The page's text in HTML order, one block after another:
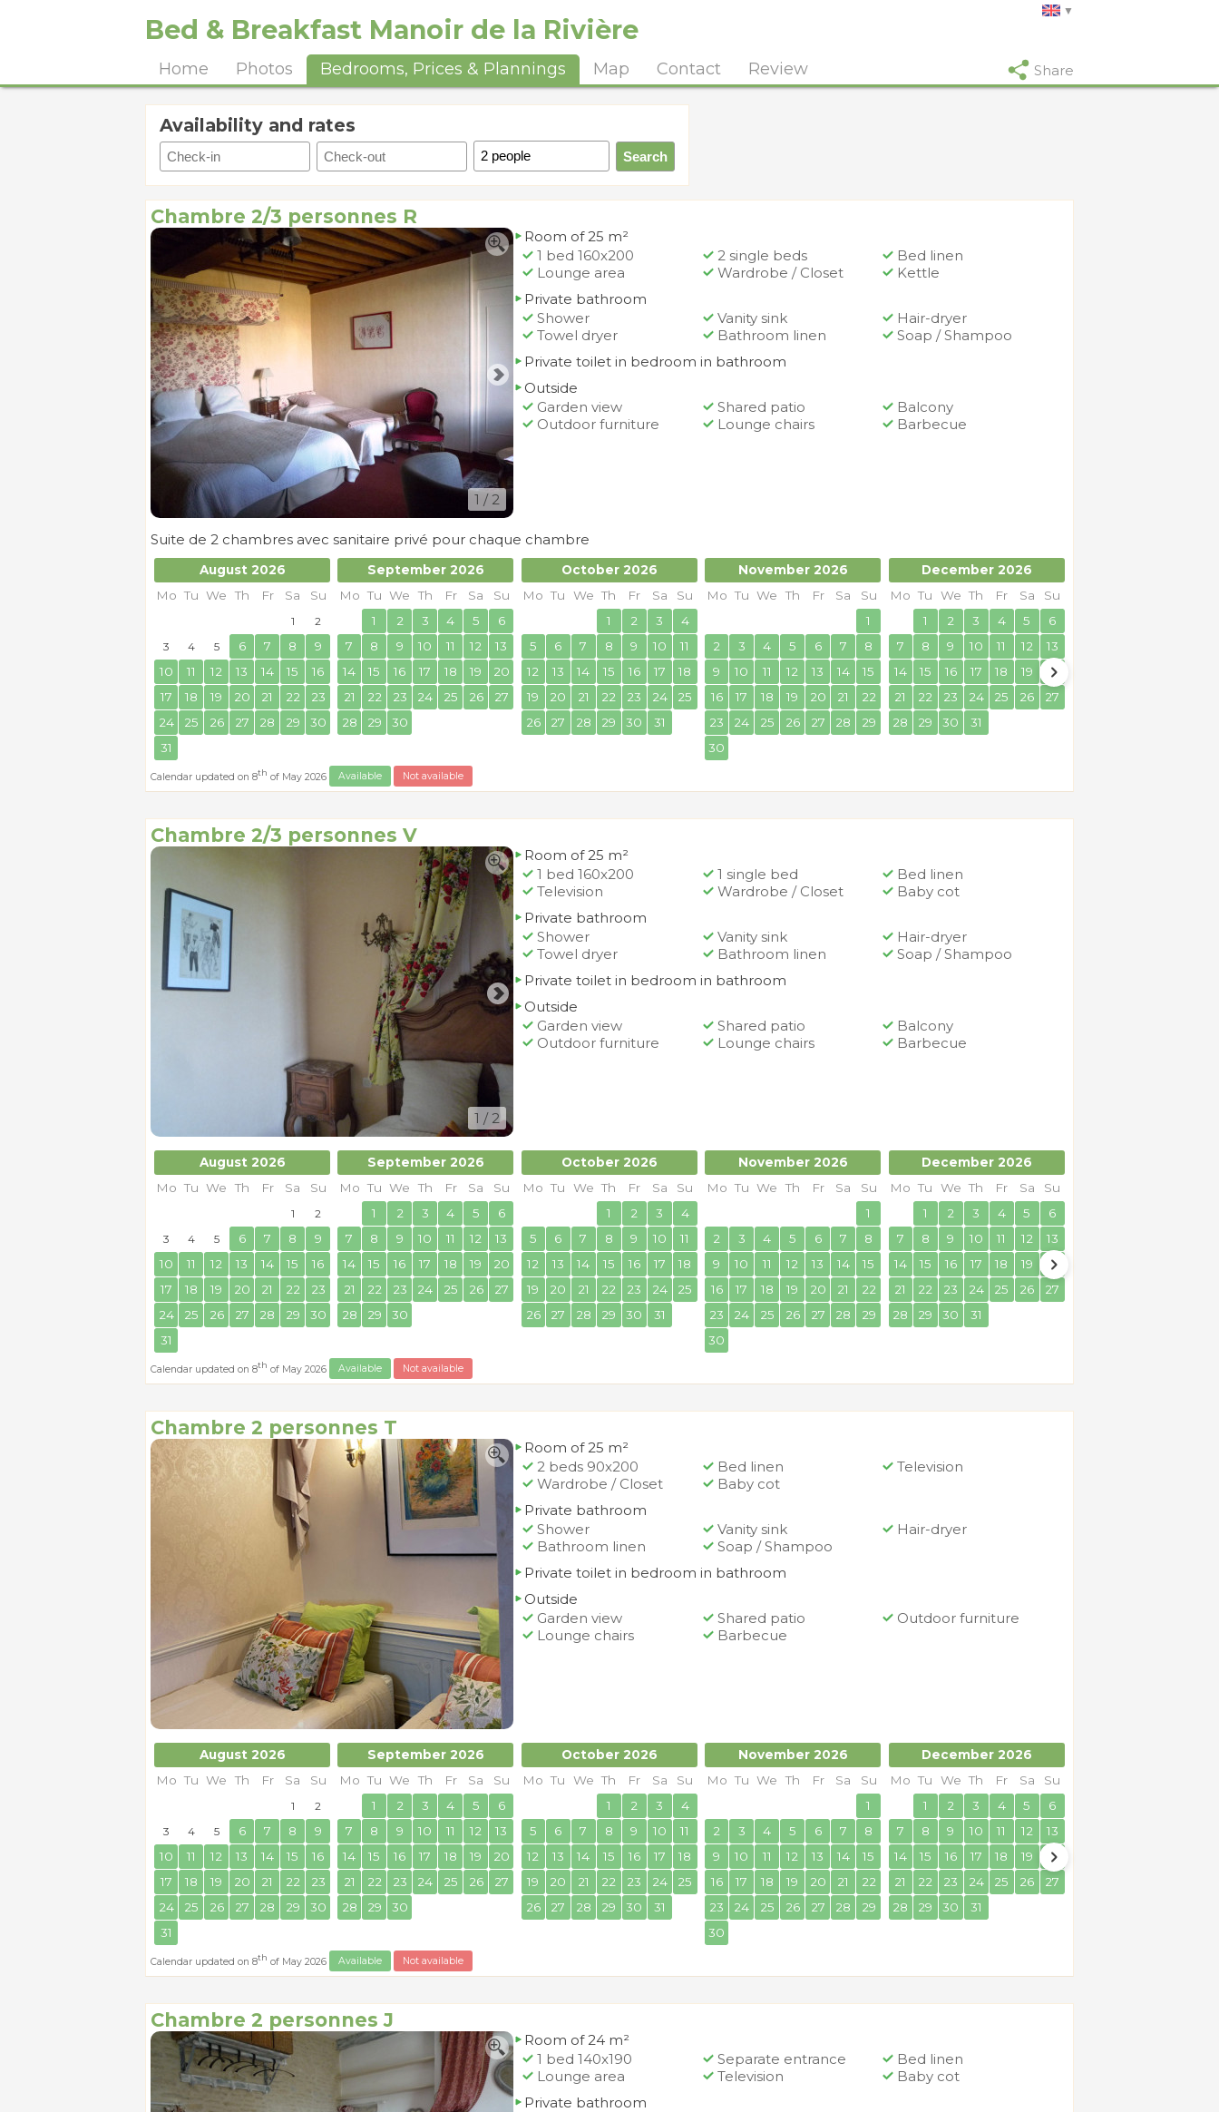
Bed & Breakfast Manoir de la Rivière
Share
Home Photos Bedrooms, Prices & Plannings Map Contact Review
Availability and rates
Chambre 2/3 personnes R
1 / 2
Room of 25 m²
1 bed 160x200
2 single beds
Bed linen
Lounge area
Wardrobe / Closet
Kettle
Private bathroom
Shower
Vanity sink
Hair-dryer
Towel dryer
Bathroom linen
Soap / Shampoo
Private toilet in bedroom in bathroom
Outside
Garden view
Shared patio
Balcony
Outdoor furniture
Lounge chairs Barbecue
Suite de 2 chambres avec sanitaire privé pour chaque chambre
August 2026
Mo Tu We Th Fr Sa Su
1
2
3
4 5 6 7 8
9
10
11 12 13 14 15
16
17
18 19 20 21 22
23
24
25 26 27 28 29
30
31
September 2026
Mo Tu We Th Fr Sa
Su
1
2 3 4 5
6
7
8 9 10 11 12
13
14
15 16 17 18 19
20
21
22 23 24 25 26
27
28
29 30
October 2026
Mo Tu We Th Fr Sa
Su
1
2 3
4
5
6 7 8 9 10
11
12
13 14 15 16 17
18
19
20 21 22 23 24
25
26
27 28 29 30 31
November 2026
Mo Tu We Th Fr Sa
Su
1
2
3 4 5 6 7
8
9
10 11 12 13 14
15
16
17 18 19 20 21
22
23
24 25 26 27 28
29
30
December 2026
Mo Tu We Th Fr Sa
Su
1
2 3 4 5
6
7
8 9 10 11 12
13
14
15 16 17 18 19
20
21
22 23 24 25 26
27
28
29 30 31
Calendar updated on 8th of May 2026 Available Not available
Chambre 2/3 personnes V
1 / 2
Room of 25 m²
1 bed 160x200
1 single bed
Bed linen
Television
Wardrobe / Closet
Baby cot
Private bathroom
Shower
Vanity sink
Hair-dryer
Towel dryer
Bathroom linen
Soap / Shampoo
Private toilet in bedroom in bathroom
Outside
Garden view
Shared patio
Balcony
Outdoor furniture
Lounge chairs Barbecue
August 2026
Mo Tu We Th Fr Sa Su
1
2
3
4 5 6 7 8
9
10
11 12 13 14 15
16
17
18 19 20 21 22
23
24
25 26 27 28 29
30
31
September 2026
Mo Tu We Th Fr Sa
Su
1
2 3 4 5
6
7
8 9 10 11 12
13
14
15 16 17 18 19
20
21
22 23 24 25 26
27
28
29 30
October 2026
Mo Tu We Th Fr Sa
Su
1
2 3
4
5
6 7 8 9 10
11
12
13 14 15 16 17
18
19
20 21 22 23 24
25
26
27 28 29 30 31
November 2026
Mo Tu We Th Fr Sa
Su
1
2
3 4 5 6 7
8
9
10 11 12 13 14
15
16
17 18 19 20 21
22
23
24 25 26 27 28
29
30
December 2026
Mo Tu We Th Fr Sa
Su
1
2 3 4 5
6
7
8 9 10 11 12
13
14
15 16 17 18 19
20
21
22 23 24 25 26
27
28
29 30 31
Calendar updated on 8th of May 2026 Available Not available
Chambre 2 personnes T
Room of 25 m²
2 beds 90x200
Bed linen
Television
Wardrobe / Closet
Baby cot
Private bathroom
Shower
Vanity sink
Hair-dryer
Bathroom linen
Soap / Shampoo
Private toilet in bedroom in bathroom
Outside
Garden view
Shared patio
Outdoor furniture
Lounge chairs
Barbecue
August 2026
Mo Tu We Th Fr Sa Su
1
2
3
4 5 6 7 8
9
10
11 12 13 14 15
16
17
18 19 20 21 22
23
24
25 26 27 28 29
30
31
September 2026
Mo Tu We Th Fr Sa
Su
1
2 3 4 5
6
7
8 9 10 11 12
13
14
15 16 17 18 19
20
21
22 23 24 25 26
27
28
29 30
October 2026
Mo Tu We Th Fr Sa
Su
1
2 3
4
5
6 7 8 9 10
11
12
13 14 15 16 17
18
19
20 21 22 23 24
25
26
27 28 29 30 31
November 2026
Mo Tu We Th Fr Sa
Su
1
2
3 4 5 6 7
8
9
10 11 12 13 14
15
16
17 18 19 20 21
22
23
24 25 26 27 28
29
30
December 2026
Mo Tu We Th Fr Sa
Su
1
2 3 4 5
6
7
8 9 10 11 12
13
14
15 16 17 18 19
20
21
22 23 24 25 26
27
28
29 30 31
Calendar updated on 8th of May 2026 Available Not available
Chambre 2 personnes J
Room of 24 m²
1 bed 140x190
Separate entrance
Bed linen
Lounge area
Television
Baby cot
Private bathroom